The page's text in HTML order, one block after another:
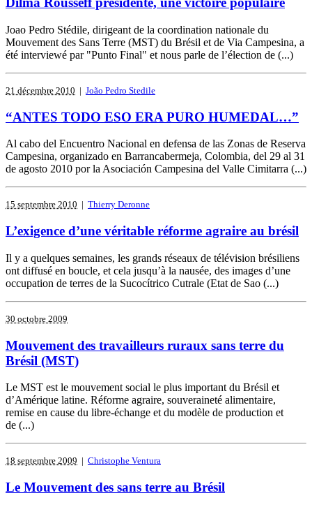
Joao Pedro Stédile, dirigeant de la coordination nationale du
Mouvement des Sans Terre (MST) du Brésil et de Via Campesina, a
été interviewé par "Punto Final" et nous parle de l’élection de (...)
21 décembre 2010 | João Pedro Stedile
“ANTES TODO ESO ERA PURO HUMEDAL…”
Al cabo del Encuentro Nacional en defensa de las Zonas de Reserva
Campesina, organizado en Barrancabermeja, Colombia, del 29 al 31
de agosto 2010 por la Asociación Campesina del Valle Cimitarra (...)
15 septembre 2010 | Thierry Deronne
L’exigence d’une véritable réforme agraire au brésil
Il y a quelques semaines, les grands réseaux de télévision brésiliens
ont diffusé en boucle, et cela jusqu’à la nausée, des images d’une
occupation de terres de la Sucocítrico Cutrale (Etat de Sao (...)
30 octobre 2009
Mouvement des travailleurs ruraux sans terre du
Brésil (MST)
Le MST est le mouvement social le plus important du Brésil et
d’Amérique latine. Réforme agraire, souveraineté alimentaire,
remise en cause du libre-échange et du modèle de production et
de (...)
18 septembre 2009 | Christophe Ventura
Le Mouvement des sans terre au Brésil